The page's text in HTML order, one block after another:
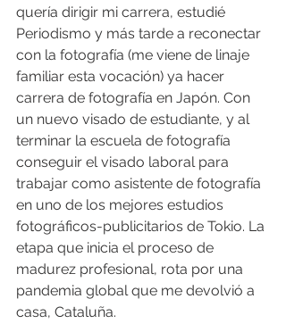
quería dirigir mi carrera, estudié
Periodismo y más tarde a reconectar
con la fotografía (me viene de linaje
familiar esta vocación) ya hacer
carrera de fotografía en Japón. Con
un nuevo visado de estudiante, y al
terminar la escuela de fotografía
conseguir el visado laboral para
trabajar como asistente de fotografía
en uno de los mejores estudios
fotográficos-publicitarios de Tokio. La
etapa que inicia el proceso de
madurez profesional, rota por una
pandemia global que me devolvió a
casa, Cataluña.